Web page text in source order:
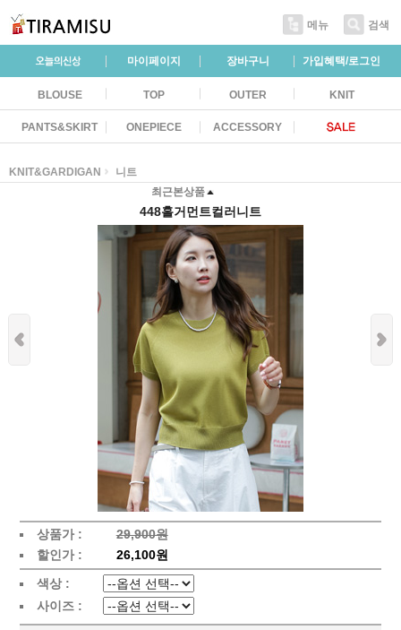
메뉴 검색
마이페이지 장바구니 가입혜택/로그인
BLOUSE TOP OUTER KNIT
PANTS&SKIRT ONEPIECE ACCESSORY
KNIT&GARDIGAN
니트
최근본상품
448홀거먼트컬러니트
상품가 :
29,900원
할인가 :
26,100원
색상 :
사이즈 :